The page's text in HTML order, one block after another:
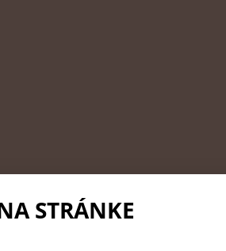
STRÁNKE